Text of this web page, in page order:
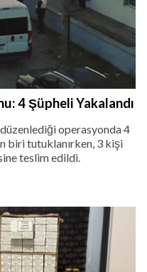
4 Şüpheli Yakalandı
operasyonda 4
biri tutuklanırken, 3 kişi
teslim edildi.